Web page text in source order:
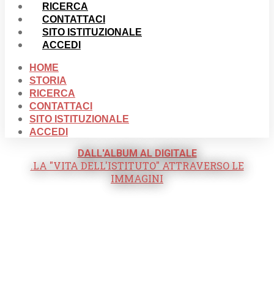
RICERCA
CONTATTACI
SITO ISTITUZIONALE
ACCEDI
HOME
STORIA
RICERCA
CONTATTACI
SITO ISTITUZIONALE
ACCEDI
DALL'ALBUM AL DIGITALE
.LA "VITA DELL'ISTITUTO" ATTRAVERSO LE
IMMAGINI